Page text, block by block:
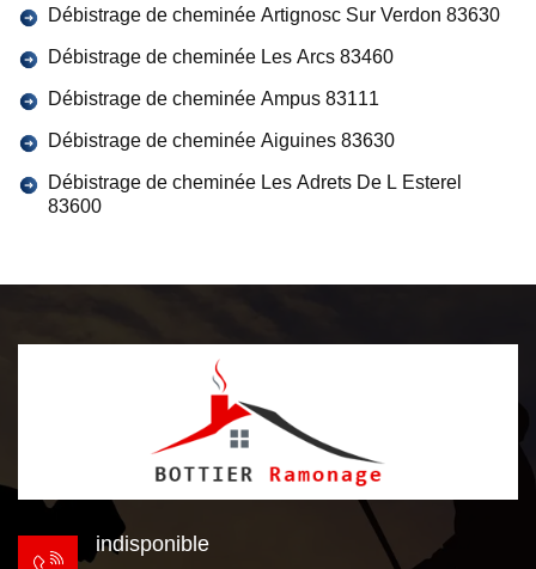
Débistrage de cheminée Artignosc Sur Verdon 83630
Débistrage de cheminée Les Arcs 83460
Débistrage de cheminée Ampus 83111
Débistrage de cheminée Aiguines 83630
Débistrage de cheminée Les Adrets De L Esterel
83600
indisponible